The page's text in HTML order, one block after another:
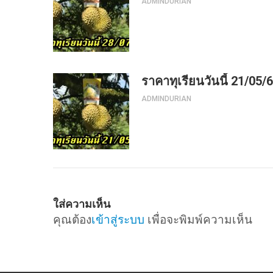
ราคาทุเรียนวันนี้ 21/05/
ADMINDURIAN
ใส่ความเห็น
คุณต้องเข้าสู่ระบบ เพื่อจะพิมพ์ความเห็น